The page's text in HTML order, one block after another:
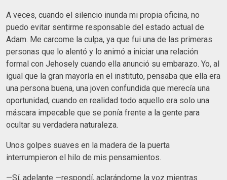
A veces, cuando el silencio inunda mi propia oficina, no
puedo evitar sentirme responsable del estado actual de
Adam. Me carcome la culpa, ya que fui una de las primeras
personas que lo alentó y lo animó a iniciar una relación
formal con Jehosely cuando ella anunció su embarazo. Yo, al
igual que la gran mayoría en el instituto, pensaba que ella era
una persona buena, una joven confundida que merecía una
oportunidad, cuando en realidad todo aquello era solo una
máscara impecable que se ponía frente a la gente para
ocultar su verdadera naturaleza.
Unos golpes suaves en la madera de la puerta
interrumpieron el hilo de mis pensamientos.
—Sí, adelante —respondí, aclarándome la voz mientras